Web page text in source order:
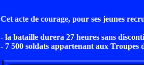
Cet acte de courage, pour ses jeunes
- la bataille durera 27 heures sans
- 7 500 soldats appartenant aux